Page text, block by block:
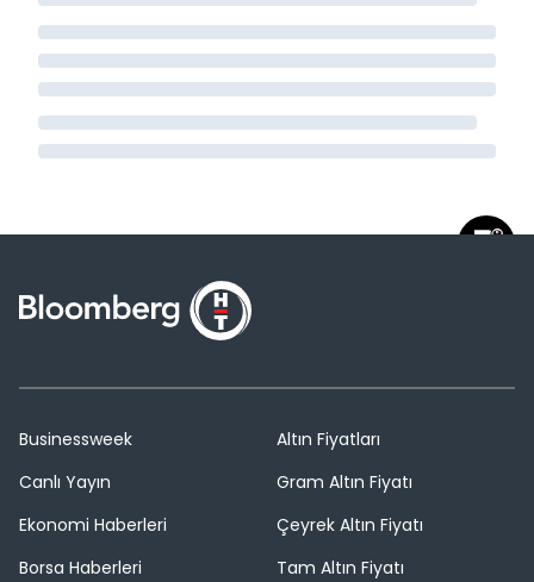
Businessweek
Canlı Yayın
Ekonomi Haberleri
Borsa Haberleri
Altın Fiyatları
Gram Altın Fiyatı
Çeyrek Altın Fiyatı
Tam Altın Fiyatı